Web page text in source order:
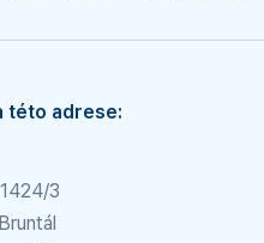
této adrese:
3